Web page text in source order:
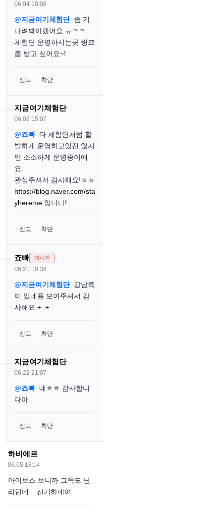
06.04 10:08
@지금여기체험단좀 기
다려봐야겠어요 ㅠㅋㅋ
체험단 운영하시는곳 링크
좀 받고 싶어요~!
신고 차단
지금여기체험단
06.08 15:07
@죠빠타 체험단처럼 활
발하게 운영하고있진 않지
만 소소하게 운영중이에
요.
관심주셔서 감사해요!ㅎㅎ
https://blog.naver.com/sta
yhereme 입니다!
신고 차단
죠빠 게시자
06.21 10:38
@지금여기체험단강남쪽
이 있네용 보여주셔서 감
사해요 +_+
신고 차단
지금여기체험단
06.22 21:07
@죠빠네ㅎㅎ 감사합니
다아
신고 차단
하비에르
06.05 18:14
아이보스 보니까 그쪽도 난
리던데... 신기하네여